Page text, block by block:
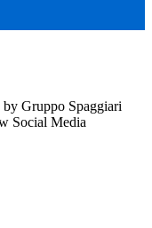
Gruppo Spaggiari
Social Media